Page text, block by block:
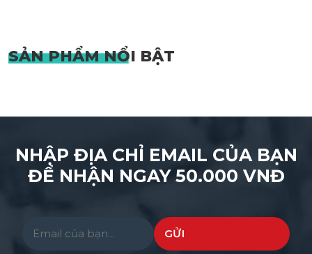
SẢN PHẨMNỔI BẬT
NHẬP ĐỊA CHỈ EMAIL CỦA BẠN
ĐỂ NHẬN NGAY 50.000 VNĐ
Please leave this field empty.